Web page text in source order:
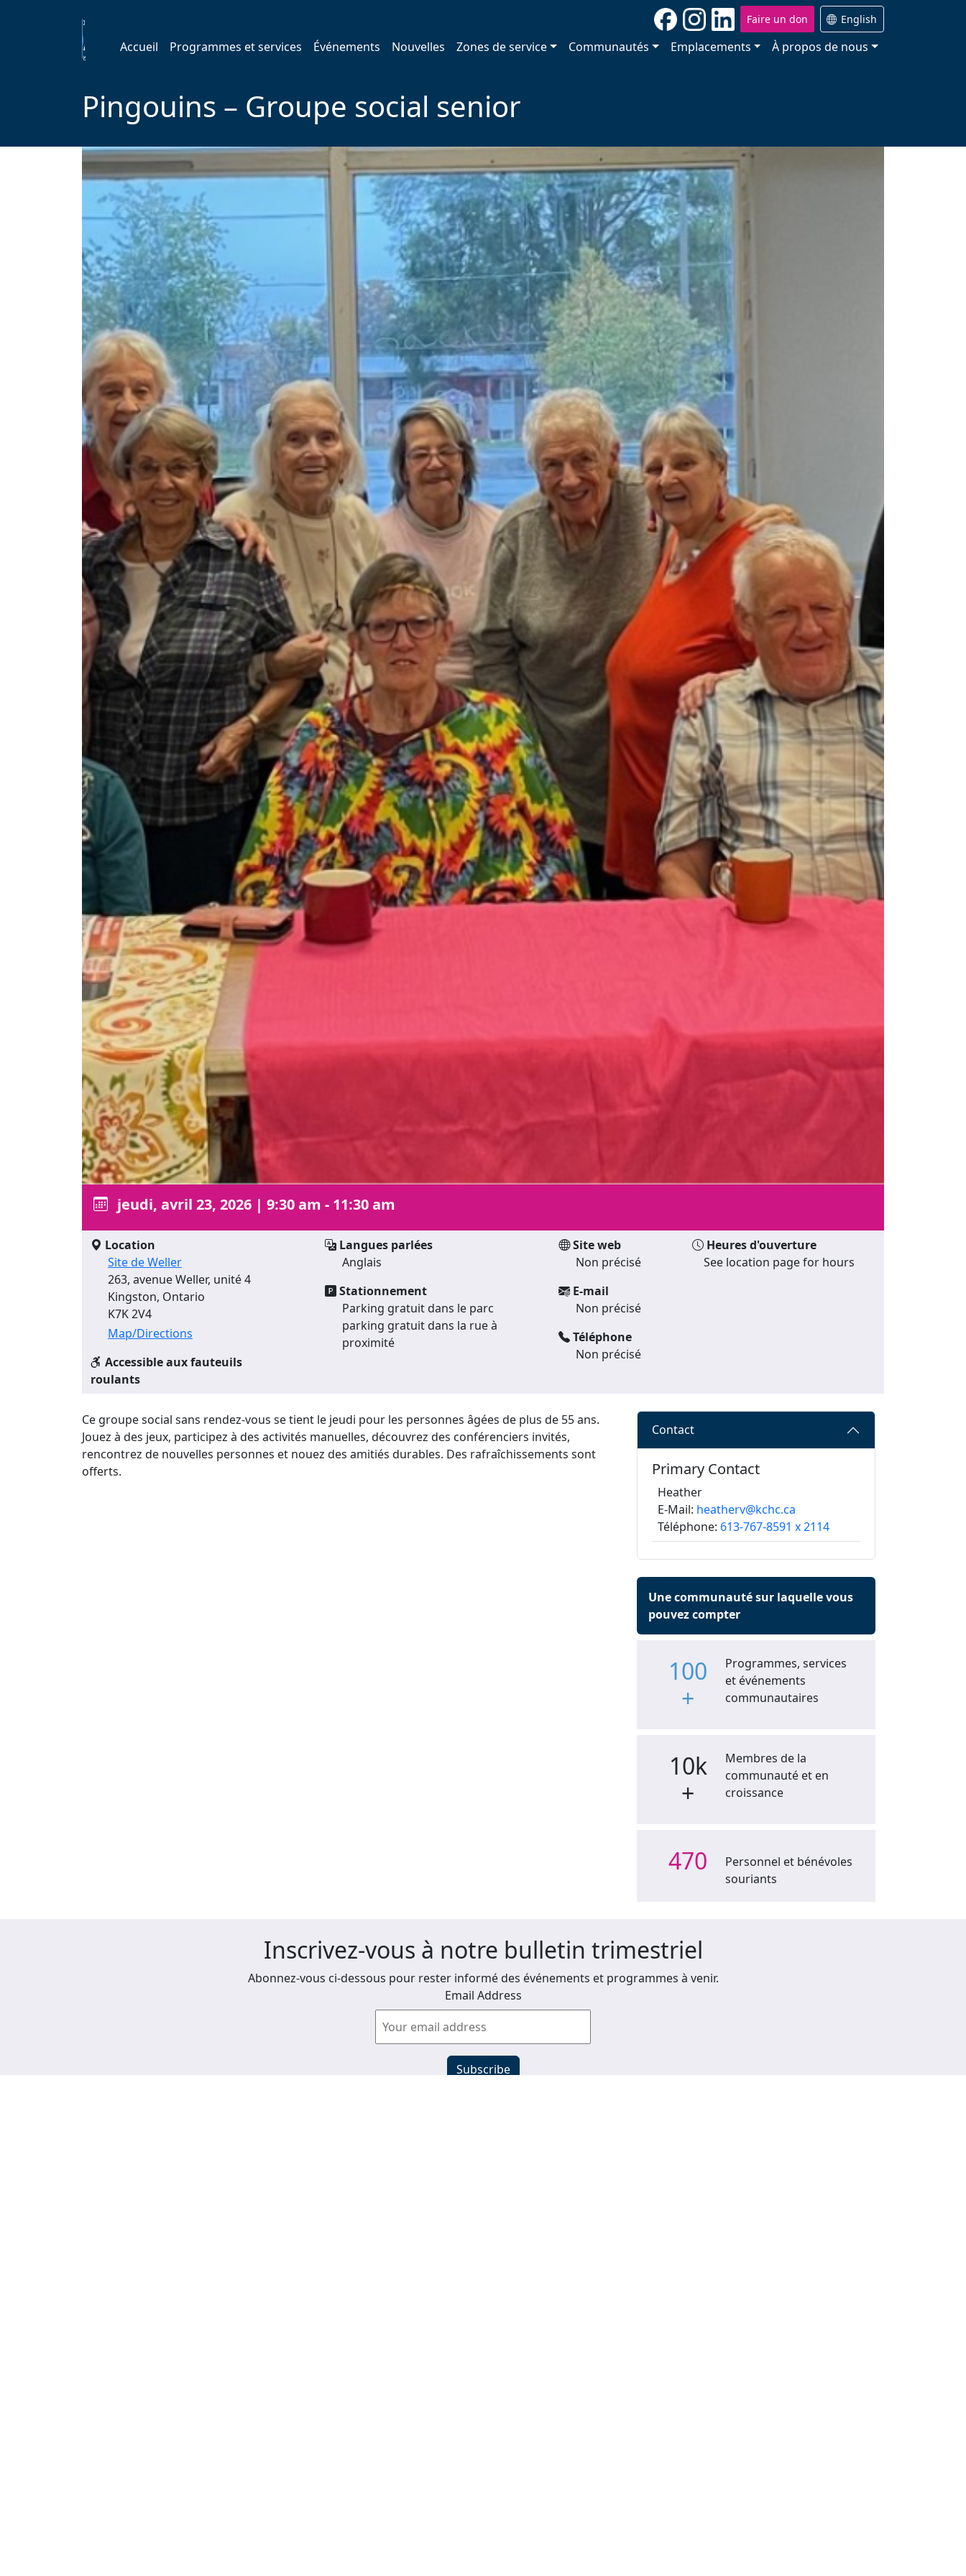
Faire un don English
Accueil Programmes et services Événements Nouvelles Zones de service Communautés Emplacements À propos de nous
Pingouins – Groupe social senior
jeudi, avril 23, 2026 | 9:30 am - 11:30 am
Location
Site de Weller
263, avenue Weller, unité 4
Kingston, Ontario
K7K 2V4
Map/Directions
Accessible aux fauteuils
roulants
Langues parlées
Anglais
Stationnement
Parking gratuit dans le parc
parking gratuit dans la rue à
proximité
Site web
Non précisé
E-mail
Non précisé
Téléphone
Non précisé
Heures d'ouverture
See location page for hours
Ce groupe social sans rendez-vous se tient le jeudi pour les personnes âgées de plus de 55 ans.
Jouez à des jeux, participez à des activités manuelles, découvrez des conférenciers invités,
rencontrez de nouvelles personnes et nouez des amitiés durables. Des rafraîchissements sont
offerts.
Contact
Primary Contact
Heather
E-Mail: heatherv@kchc.ca
Téléphone: 613-767-8591 x 2114
Une communauté sur laquelle vous
pouvez compter
100
+
Programmes, services
et événements
communautaires
10k
+
Membres de la
communauté et en
croissance
470
Personnel et bénévoles
souriants
Inscrivez-vous à notre bulletin trimestriel
Abonnez-vous ci-dessous pour rester informé des événements et programmes à venir.
Email Address